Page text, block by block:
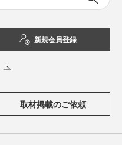
新規会員登録
取材掲載のご依頼